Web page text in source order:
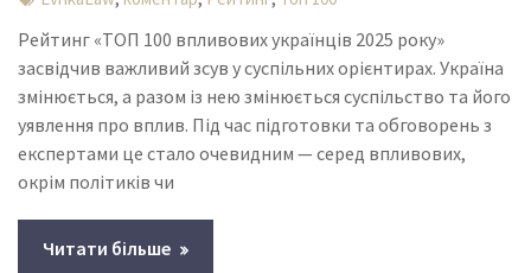
Рейтинг «ТОП 100 впливових українців 2025 року»
засвідчив важливий зсув у суспільних орієнтирах. Україна
змінюється, а разом із нею змінюється суспільство та його
уявлення про вплив. Під час підготовки та обговорень з
експертами це стало очевидним — серед впливових,
окрім політиків чи
Читати більше